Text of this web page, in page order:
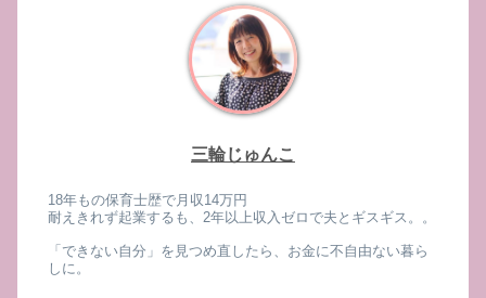
三輪じゅんこ
18年もの保育士歴で月収14万円
耐えきれず起業するも、2年以上収入ゼロで夫とギスギス。。
「できない自分」を見つめ直したら、お金に不自由ない暮ら
しに。